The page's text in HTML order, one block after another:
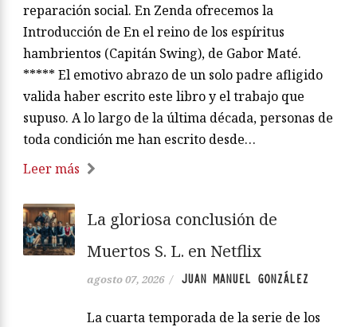
reparación social. En Zenda ofrecemos la
Introducción de En el reino de los espíritus
hambrientos (Capitán Swing), de Gabor Maté.
***** El emotivo abrazo de un solo padre afligido
valida haber escrito este libro y el trabajo que
supuso. A lo largo de la última década, personas de
toda condición me han escrito desde…
Leer más
La gloriosa conclusión de
Muertos S. L. en Netflix
agosto 07, 2026 / JUAN MANUEL GONZÁLEZ
La cuarta temporada de la serie de los